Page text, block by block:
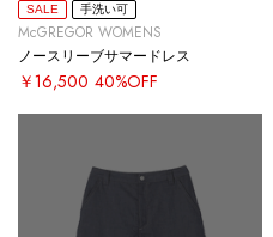
SALE 手洗い可
McGREGOR WOMENS
ノースリーブサマードレス
￥16,500 40%OFF